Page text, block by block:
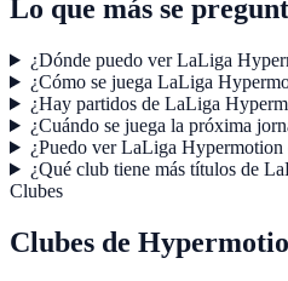
Lo que más se
¿Dónde puedo ver LaLiga
¿Cómo se juega LaLiga
¿Hay partidos de LaLiga
¿Cuándo se juega la próxima
¿Puedo ver LaLiga Hypermotion
¿Qué club tiene más títulos de
Clubes
Clubes de